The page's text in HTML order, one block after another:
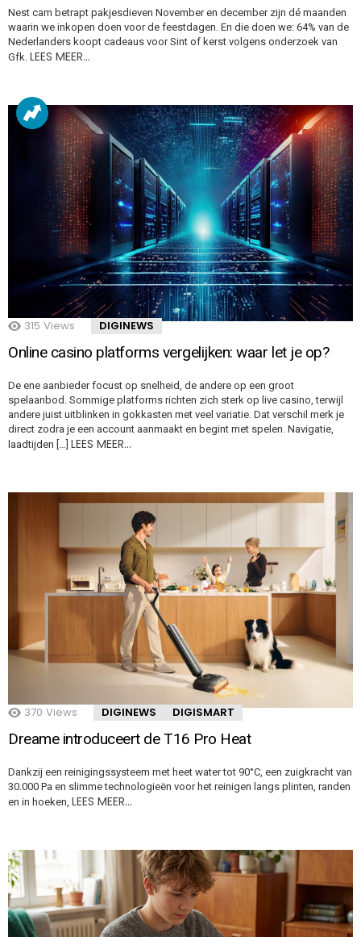
Nest cam betrapt pakjesdieven November en december zijn dé maanden
waarin we inkopen doen voor de feestdagen. En die doen we: 64% van de
Nederlanders koopt cadeaus voor Sint of kerst volgens onderzoek van
Gfk. LEES MEER…
315 Views DIGINEWS
Online casino platforms vergelijken: waar let je op?
De ene aanbieder focust op snelheid, de andere op een groot
spelaanbod. Sommige platforms richten zich sterk op live casino, terwijl
andere juist uitblinken in gokkasten met veel variatie. Dat verschil merk je
direct zodra je een account aanmaakt en begint met spelen. Navigatie,
laadtijden […] LEES MEER…
370 Views DIGINEWS DIGISMART
Dreame introduceert de T16 Pro Heat
Dankzij een reinigingssysteem met heet water tot 90°C, een zuigkracht van
30.000 Pa en slimme technologieën voor het reinigen langs plinten, randen
en in hoeken, LEES MEER…